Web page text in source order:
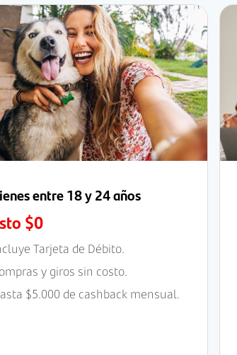
entre 18 y 24 años
$0
Tarjeta de Débito.
y giros sin costo.
$5.000 de cashback mensual.